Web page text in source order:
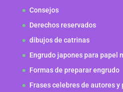
Consejos
Derechos reservados
dibujos de catrinas
Engrudo japones para papel
Formas de preparar engrudo
Frases celebres de autores